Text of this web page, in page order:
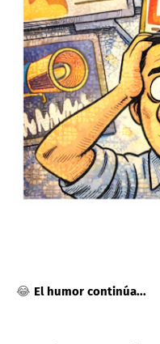
😂 El humor continúa...